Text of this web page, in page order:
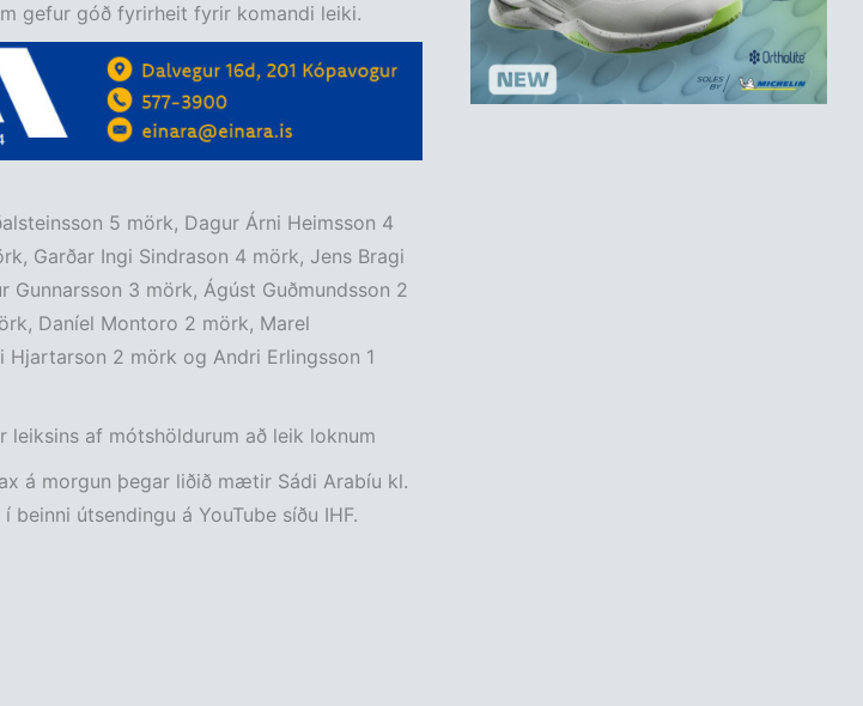
gefur góð fyrirheit fyrir komandi leiki.
5 mörk, Dagur Árni Heimsson 4
Garðar Ingi Sindrason 4 mörk, Jens Bragi
Gunnarsson 3 mörk, Ágúst Guðmundsson 2
Daníel Montoro 2 mörk, Marel
Hjartarson 2 mörk og Andri Erlingsson 1
leiksins af mótshöldurum að leik loknum
á morgun þegar liðið mætir Sádi Arabíu kl.
útsendingu á YouTube síðu IHF.